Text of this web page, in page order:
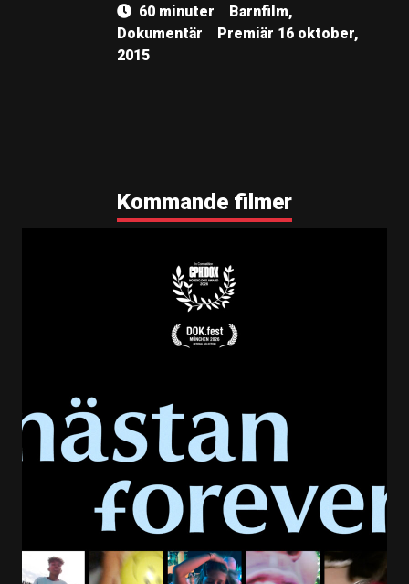
60 minuter
Barnfilm,
Dokumentär
Premiär 16 oktober,
2015
Kommande filmer